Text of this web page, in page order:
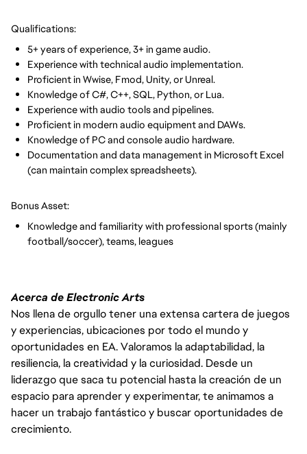
Qualifications:
5+ years of experience, 3+ in game audio.
Experience with technical audio implementation.
Proficient in Wwise, Fmod, Unity, or Unreal.
Knowledge of C#, C++, SQL, Python, or Lua.
Experience with audio tools and pipelines.
Proficient in modern audio equipment and DAWs.
Knowledge of PC and console audio hardware.
Documentation and data management in Microsoft Excel
(can maintain complex spreadsheets).
Bonus Asset:
Knowledge and familiarity with professional sports (mainly
football/soccer), teams, leagues
Acerca de Electronic Arts
Nos llena de orgullo tener una extensa cartera de juegos
y experiencias, ubicaciones por todo el mundo y
oportunidades en EA. Valoramos la adaptabilidad, la
resiliencia, la creatividad y la curiosidad. Desde un
liderazgo que saca tu potencial hasta la creación de un
espacio para aprender y experimentar, te animamos a
hacer un trabajo fantástico y buscar oportunidades de
crecimiento.